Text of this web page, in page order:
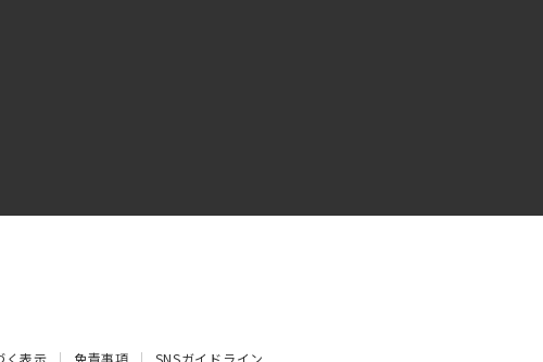
く表示 免責事項 SNSガイドライン